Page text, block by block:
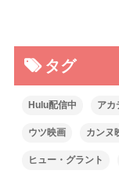
タグ
Hulu配信中 アカ
ウツ映画 カンヌ
ヒュー・グラント